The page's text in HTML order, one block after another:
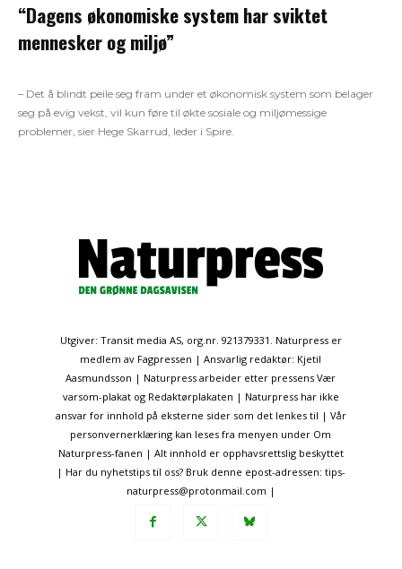
“Dagens økonomiske system har sviktet
mennesker og miljø”
– Det å blindt peile seg fram under et økonomisk system som belager
seg på evig vekst, vil kun føre til økte sosiale og miljømessige
problemer, sier Hege Skarrud, leder i Spire.
Utgiver: Transit media AS, org.nr. 921379331. Naturpress er
medlem av Fagpressen | Ansvarlig redaktør: Kjetil
Aasmundsson | Naturpress arbeider etter pressens Vær
varsom-plakat og Redaktørplakaten | Naturpress har ikke
ansvar for innhold på eksterne sider som det lenkes til | Vår
personvernerklæring kan leses fra menyen under Om
Naturpress-fanen | Alt innhold er opphavsrettslig beskyttet
| Har du nyhetstips til oss? Bruk denne epost-adressen: tips-
naturpress@protonmail.com |